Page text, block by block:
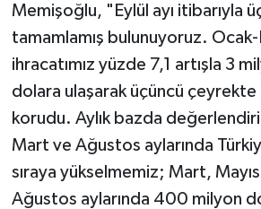
Memişoğlu, "Eylül ayı itibarıyla
tamamlamış bulunuyoruz.
ihracatımız yüzde 7,1 artışla 3
dolara ulaşarak üçüncü çeyrekte
korudu. Aylık bazda
Mart ve Ağustos aylarında
sıraya yükselmemiz; Mart,
Ağustos aylarında 400 milyon